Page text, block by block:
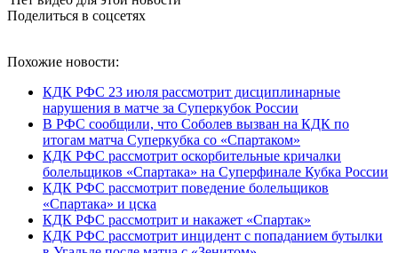
Поделиться в соцсетях
Похожие новости:
КДК РФС 23 июля рассмотрит дисциплинарные
нарушения в матче за Суперкубок России
В РФС сообщили, что Соболев вызван на КДК по
итогам матча Суперкубка со «Спартаком»
КДК РФС рассмотрит оскорбительные кричалки
болельщиков «Спартака» на Суперфинале Кубка России
КДК РФС рассмотрит поведение болельщиков
«Спартака» и цска
КДК РФС рассмотрит и накажет «Спартак»
КДК РФС рассмотрит инцидент с попаданием бутылки